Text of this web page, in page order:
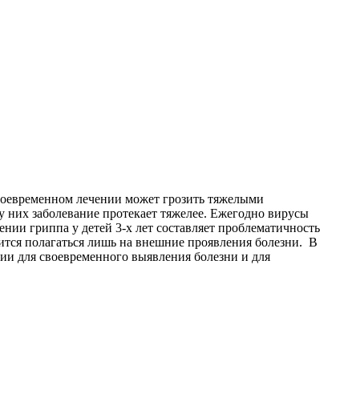
лечении может грозить тяжелыми
заболевание протекает тяжелее. Ежегодно вирусы
гриппа у детей 3-х лет составляет проблематичность
полагаться лишь на внешние проявления болезни. В
для своевременного выявления болезни и для